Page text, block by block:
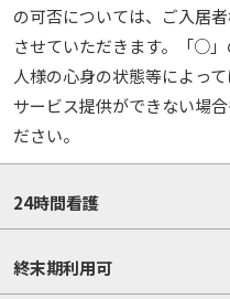
の可否については、ご入居
させていただきます。「○
人様の心身の状態等によっ
サービス提供ができない場
ださい。
24時間看護
終末期利用可